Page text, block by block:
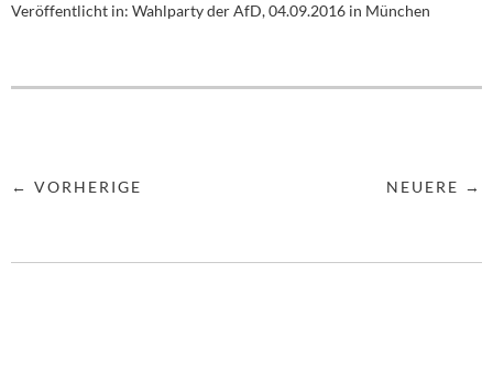
Veröffentlicht in: Wahlparty der AfD, 04.09.2016 in München
← VORHERIGE NEUERE →